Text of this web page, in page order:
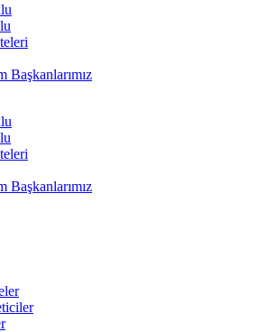
Başkanlarımız
Başkanlarımız